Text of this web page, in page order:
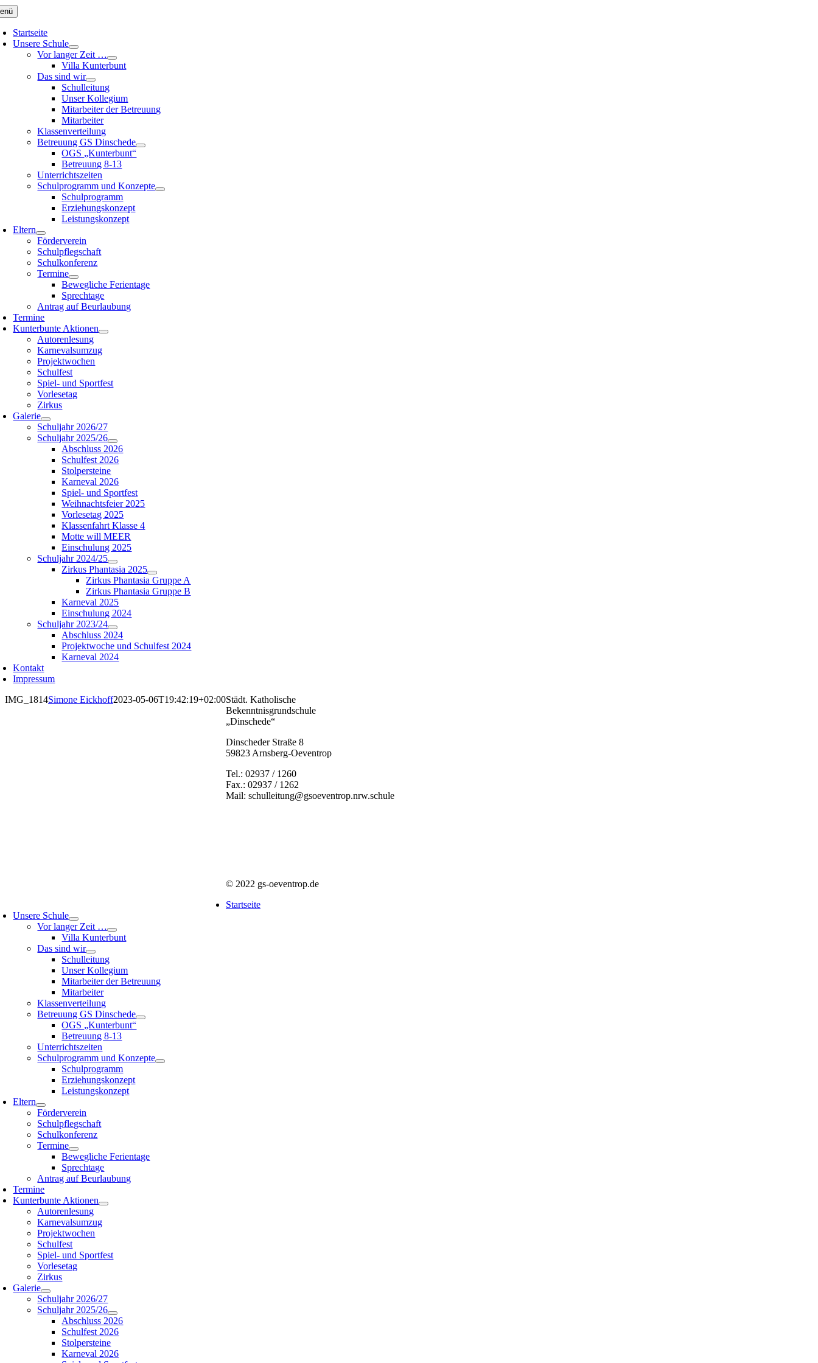
Zum
Inhalt
springen
Startseite
Unsere Schule
Vor langer Zeit …
Villa Kunterbunt
Das sind wir
Schulleitung
Unser Kollegium
Mitarbeiter der Betreuung
Mitarbeiter
Klassenverteilung
Betreuung GS Dinschede
OGS „Kunterbunt“
Betreuung 8-13
Unterrichtszeiten
Schulprogramm und Konzepte
Schulprogramm
Erziehungskonzept
Leistungskonzept
Eltern
Förderverein
Schulpflegschaft
Schulkonferenz
Termine
Bewegliche Ferientage
Sprechtage
Antrag auf Beurlaubung
Termine
Kunterbunte Aktionen
Autorenlesung
Karnevalsumzug
Projektwochen
Schulfest
Spiel- und Sportfest
Vorlesetag
Zirkus
Galerie
Schuljahr 2026/27
Schuljahr 2025/26
Abschluss 2026
Schulfest 2026
Stolpersteine
Karneval 2026
Spiel- und Sportfest
Weihnachtsfeier 2025
Vorlesetag 2025
Klassenfahrt Klasse 4
Motte will MEER
Einschulung 2025
Schuljahr 2024/25
Zirkus Phantasia 2025
Zirkus Phantasia Gruppe A
Zirkus Phantasia Gruppe B
Karneval 2025
Einschulung 2024
Schuljahr 2023/24
Abschluss 2024
Projektwoche und Schulfest 2024
Karneval 2024
Kontakt
Impressum
IMG_1814Simone Eickhoff2023-05-06T19:42:19+02:00Städt. Katholische
Bekenntnisgrundschule
„Dinschede“
Dinscheder Straße 8
59823 Arnsberg-Oeventrop
Tel.: 02937 / 1260
Fax.: 02937 / 1262
Mail: schulleitung@gsoeventrop.nrw.schule
© 2022 gs-oeventrop.de
Startseite
Unsere Schule
Vor langer Zeit …
Villa Kunterbunt
Das sind wir
Schulleitung
Unser Kollegium
Mitarbeiter der Betreuung
Mitarbeiter
Klassenverteilung
Betreuung GS Dinschede
OGS „Kunterbunt“
Betreuung 8-13
Unterrichtszeiten
Schulprogramm und Konzepte
Schulprogramm
Erziehungskonzept
Leistungskonzept
Eltern
Förderverein
Schulpflegschaft
Schulkonferenz
Termine
Bewegliche Ferientage
Sprechtage
Antrag auf Beurlaubung
Termine
Kunterbunte Aktionen
Autorenlesung
Karnevalsumzug
Projektwochen
Schulfest
Spiel- und Sportfest
Vorlesetag
Zirkus
Galerie
Schuljahr 2026/27
Schuljahr 2025/26
Abschluss 2026
Schulfest 2026
Stolpersteine
Karneval 2026